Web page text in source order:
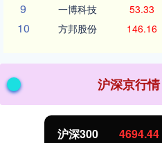
9 一博科技 53.33
10 方邦股份 146.16
沪深京行
沪深300 4694.44